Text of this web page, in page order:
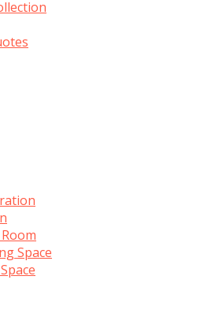
Space